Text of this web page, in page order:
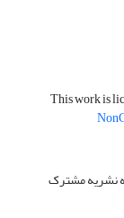
This work is
نشریه مشترک